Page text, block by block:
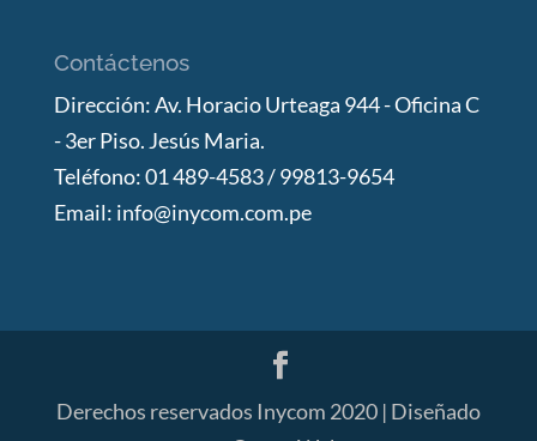
Contáctenos
Dirección: Av. Horacio Urteaga 944 - Oficina C
- 3er Piso. Jesús Maria.
Teléfono: 01 489-4583 / 99813-9654
Email: info@inycom.com.pe
Derechos reservados Inycom 2020 | Diseñado